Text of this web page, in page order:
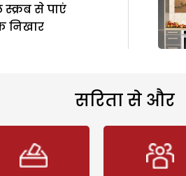
से पाएं
निखार
सरिता से और